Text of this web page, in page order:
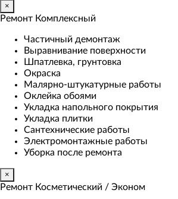
×
Ремонт Комплексный
Частичный демонтаж
Выравнивание поверхности
Шпатлевка, грунтовка
Окраска
Малярно-штукатурные работы
Оклейка обоями
Укладка напольного покрытия
Укладка плитки
Сантехнические работы
Электромонтажные работы
Уборка после ремонта
×
Ремонт Косметический / Эконом​